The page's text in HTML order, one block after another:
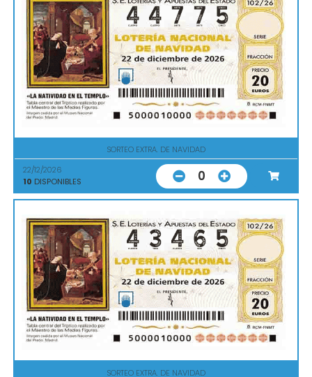
SORTEO EXTRA. DE NAVIDAD
22/12/2026
10 DISPONIBLES 0
SORTEO EXTRA. DE NAVIDAD